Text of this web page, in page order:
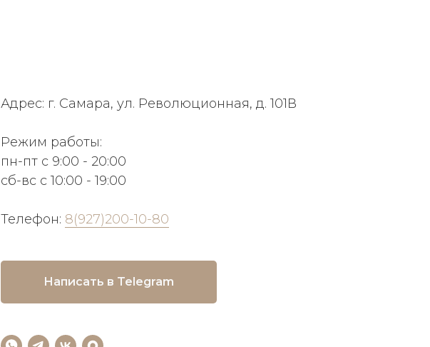
Адрес: г. Самара, ул. Революционная, д. 101В
Режим работы:
пн-пт с 9:00 - 20:00
сб-вс с 10:00 - 19:00
Телефон: 8(927)200-10-80
Написать в Telegram